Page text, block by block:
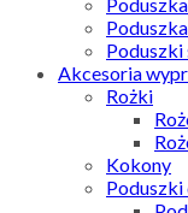
Poduszki
Akcesoria
Rożki
Kokony
Poduszki